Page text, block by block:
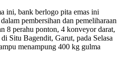
ini, bank berlogo pita emas ini
pembersihan dan pemeliharaan
8 perahu ponton, 4 konveyor darat,
Situ Bagendit, Garut, pada Selasa
menampung 400 kg gulma